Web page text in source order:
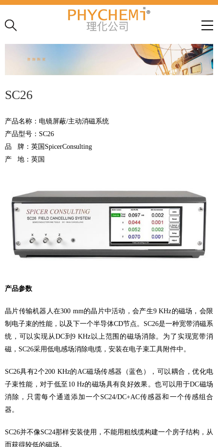
SC26
产品名称：电镜屏蔽/主动消磁系统
产品型号： SC26
品
牌：英国 SpicerConsulting
产
地：英国
产品参数
晶片传输机器人在300 mm的晶片中活动，会产生9 KHz的磁场，会限
制电子束的性能，以及下一个半导体CD节点。 SC26是一种宽带消磁系
统，可以实现从 DC到9 KHz 以上范围的磁场消除。为了实现宽带消
磁， SC26采用低电感场消除电缆，安装在电子束工具附件中。
SC26具有2个200 KHz的 AC磁场传感器（蓝色），可以耦合，优化电
子束性能，对于低至 10 Hz的磁场具有良好效果。也可以用于DC磁场
消除，只需每个通道添加一个SC24/DC+AC传感器和一个传感组合
器。
SC26并不像SC24那样安装使用，不能用粗线缆构建一个房子结构，从
而获得较低的磁场。